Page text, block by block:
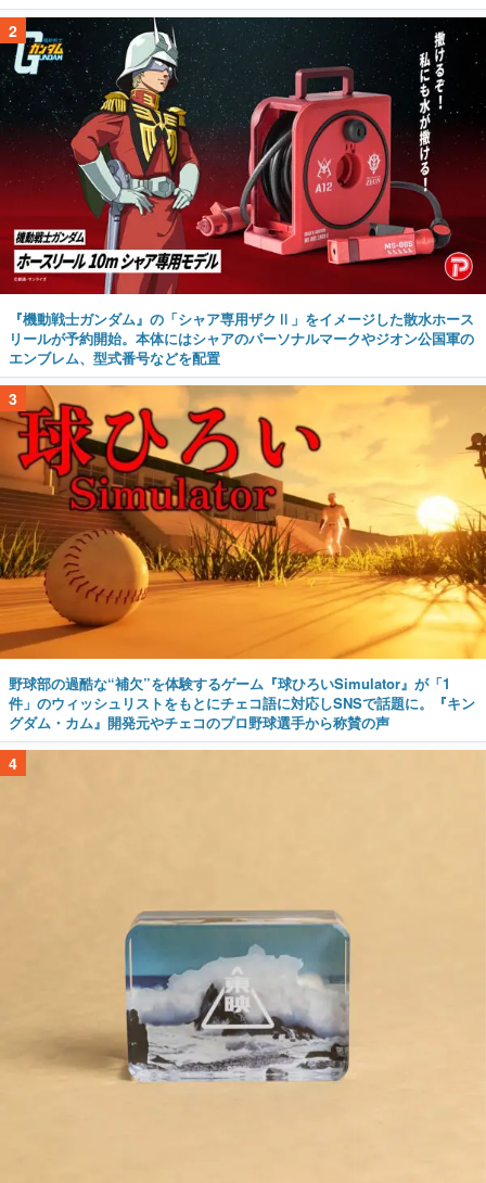
2
『機動戦士ガンダム』の「シャア専用ザクⅡ」をイメージした散水ホース
リールが予約開始。本体にはシャアのパーソナルマークやジオン公国軍の
エンブレム、型式番号などを配置
3
野球部の過酷な“補欠”を体験するゲーム『球ひろいSimulator』が「1
件」のウィッシュリストをもとにチェコ語に対応しSNSで話題に。『キン
グダム・カム』開発元やチェコのプロ野球選手から称賛の声
4